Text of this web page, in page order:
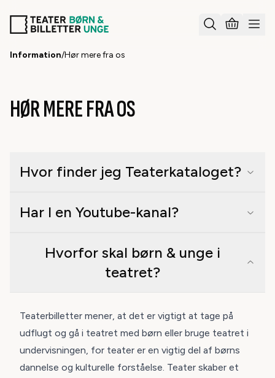
Information/Hør mere fra os
HØR MERE FRA OS
Hvor finder jeg Teaterkataloget?
Har I en Youtube-kanal?
Hvorfor skal børn & unge i
teatret?
Teaterbilletter mener, at det er vigtigt at tage på
udflugt og gå i teatret med børn eller bruge teatret i
undervisningen, for teater er en vigtig del af børns
dannelse og kulturelle forståelse. Teater skaber et